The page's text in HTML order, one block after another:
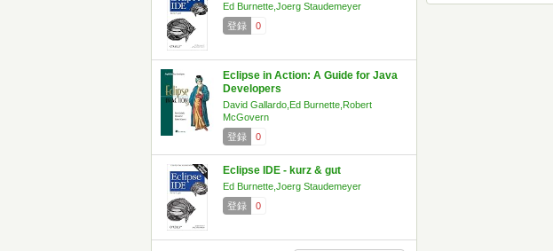
Ed Burnette,Joerg Staudemeyer
登録
0
Eclipse in Action: A Guide for Java
Developers
David Gallardo,Ed Burnette,Robert
McGovern
登録
0
Eclipse IDE - kurz & gut
Ed Burnette,Joerg Staudemeyer
登録
0